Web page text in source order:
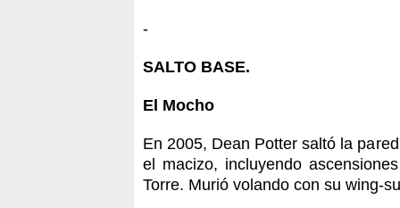
-
SALTO BASE.
El Mocho
En 2005, Dean Potter saltó la
el macizo, incluyendo
Torre. Murió volando con su wing-